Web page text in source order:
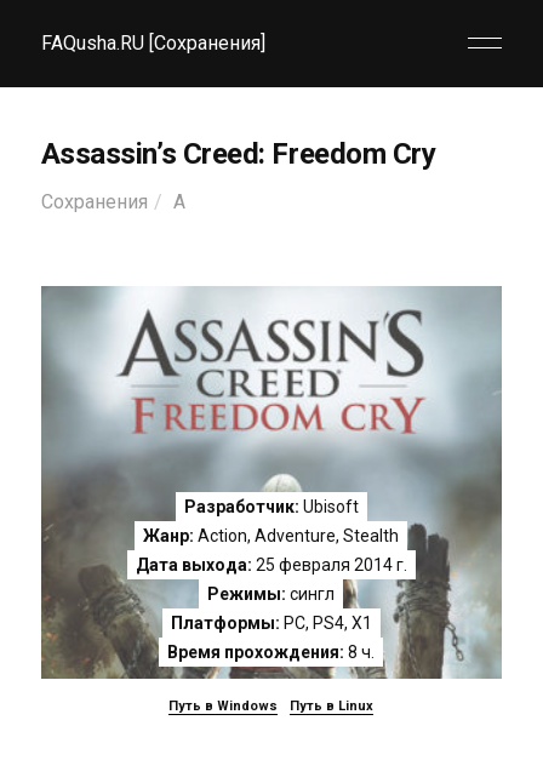
FAQusha.RU [Сохранения]
Assassin’s Creed: Freedom Cry
Сохранения A
Разработчик: Ubisoft
Жанр: Action,Adventure,Stealth
Дата выхода: 25 февраля 2014 г.
Режимы: сингл
Платформы: PC, PS4, X1
Время прохождения: 8 ч.
Путь в Windows Путь в Linux